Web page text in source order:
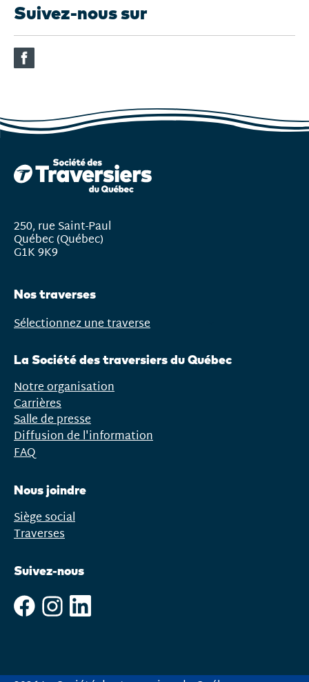
Suivez-nous sur
(Ce
lien
une
autre
250, rue Saint-Paul
Québec (Québec)
G1K 9K9
Nos traverses
Ouvrir
menu
Sélectionnez une traverse
La Société des traversiers du Québec
Notre organisation
Carrières
Salle de presse
Diffusion de l'information
FAQ
Nous joindre
Siège social
Traverses
Suivez-nous